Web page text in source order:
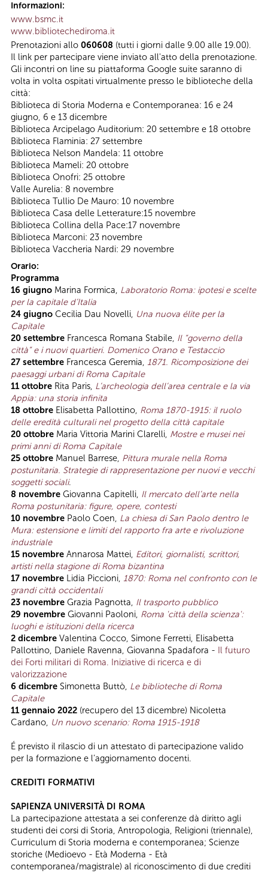
Informazioni:
www.bsmc.it
www.bibliotechediroma.it
Prenotazioni allo 060608 (tutti i giorni dalle 9.00 alle 19.00).
Il link per partecipare viene inviato all'atto della prenotazione.
Gli incontri on line su piattaforma Google suite saranno di
volta in volta ospitati virtualmente presso le biblioteche della
città:
Biblioteca di Storia Moderna e Contemporanea: 16 e 24
giugno, 6 e 13 dicembre
Biblioteca Arcipelago Auditorium: 20 settembre e 18 ottobre
Biblioteca Flaminia: 27 settembre
Biblioteca Nelson Mandela: 11 ottobre
Biblioteca Mameli: 20 ottobre
Biblioteca Onofri: 25 ottobre
Valle Aurelia: 8 novembre
Biblioteca Tullio De Mauro: 10 novembre
Biblioteca Casa delle Letterature:15 novembre
Biblioteca Collina della Pace:17 novembre
Biblioteca Marconi: 23 novembre
Biblioteca Vaccheria Nardi: 29 novembre
Orario:
Programma
16 giugno Marina Formica, Laboratorio Roma: ipotesi e scelte
per la capitale d’Italia
24 giugno Cecilia Dau Novelli, Una nuova élite per la
Capitale
20 settembre Francesca Romana Stabile, Il “governo della
città” e i nuovi quartieri. Domenico Orano e Testaccio
27 settembre Francesca Geremia, 1871. Ricomposizione dei
paesaggi urbani di Roma Capitale
11 ottobre Rita Paris, L’archeologia dell’area centrale e la via
Appia: una storia infinita
18 ottobre Elisabetta Pallottino, Roma 1870-1915: il ruolo
delle eredità culturali nel progetto della città capitale
20 ottobre Maria Vittoria Marini Clarelli, Mostre e musei nei
primi anni di Roma Capitale
25 ottobre Manuel Barrese, Pittura murale nella Roma
postunitaria. Strategie di rappresentazione per nuovi e vecchi
soggetti sociali.
8 novembre Giovanna Capitelli, Il mercato dell’arte nella
Roma postunitaria: figure, opere, contesti
10 novembre Paolo Coen, La chiesa di San Paolo dentro le
Mura: estensione e limiti del rapporto fra arte e rivoluzione
industriale
15 novembre Annarosa Mattei, Editori, giornalisti, scrittori,
artisti nella stagione di Roma bizantina
17 novembre Lidia Piccioni, 1870: Roma nel confronto con le
grandi città occidentali
23 novembre Grazia Pagnotta, Il trasporto pubblico
29 novembre Giovanni Paoloni, Roma 'città della scienza':
luoghi e istituzioni della ricerca
2 dicembre Valentina Cocco, Simone Ferretti, Elisabetta
Pallottino, Daniele Ravenna, Giovanna Spadafora - Il futuro
dei Forti militari di Roma. Iniziative di ricerca e di
valorizzazione
6 dicembre Simonetta Buttò, Le biblioteche di Roma
Capitale
11 gennaio 2022 (recupero del 13 dicembre) Nicoletta
Cardano, Un nuovo scenario: Roma 1915-1918
É previsto il rilascio di un attestato di partecipazione valido
per la formazione e l’aggiornamento docenti.
CREDITI FORMATIVI
SAPIENZA UNIVERSITÀ DI ROMA
La partecipazione attestata a sei conferenze dà diritto agli
studenti dei corsi di Storia, Antropologia, Religioni (triennale),
Curriculum di Storia moderna e contemporanea; Scienze
storiche (Medioevo - Età Moderna - Età
contemporanea/magistrale) al riconoscimento di due crediti